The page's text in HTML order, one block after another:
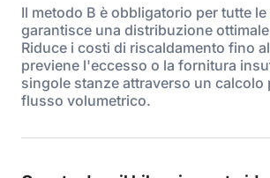
Il metodo B è obbligatorio per tutte
garantisce una distribuzione
Riduce i costi di riscaldamento fino
previene l'eccesso o la fornitura
singole stanze attraverso un calcolo
flusso volumetrico.